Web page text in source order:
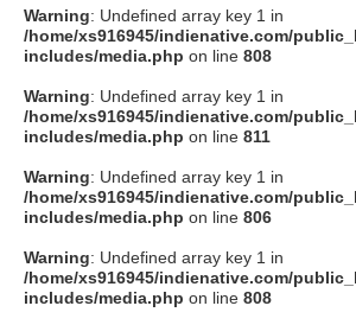
ト
クト
SOCIAL
Facebook
Warning: Undefined array key 1 in
/home/xs916945/indienative.com/
includes/media.php on line 808
Warning: Undefined array key 1 in
/home/xs916945/indienative.com/
includes/media.php on line 811
Warning: Undefined array key 1 in
/home/xs916945/indienative.com/
includes/media.php on line 806
Warning: Undefined array key 1 in
/home/xs916945/indienative.com/
includes/media.php on line 808